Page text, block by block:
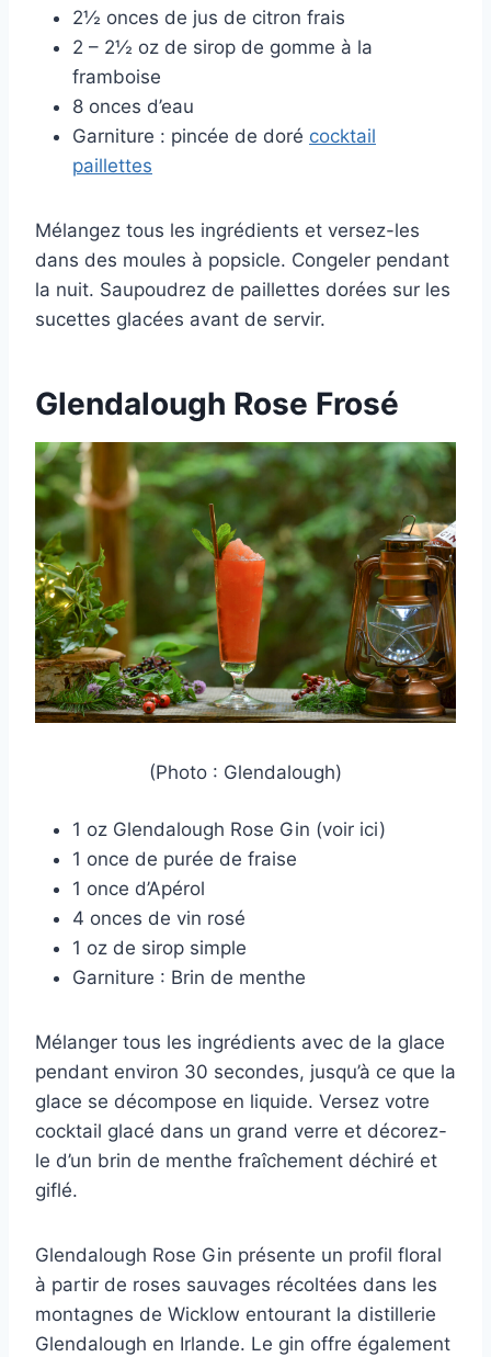
2½ onces de jus de citron frais
2 – 2½ oz de sirop de gomme à la
framboise
8 onces d’eau
Garniture : pincée de doré cocktail
paillettes
Mélangez tous les ingrédients et versez-les
dans des moules à popsicle. Congeler pendant
la nuit. Saupoudrez de paillettes dorées sur les
sucettes glacées avant de servir.
Glendalough Rose Frosé
(Photo : Glendalough)
1 oz Glendalough Rose Gin (voir ici)
1 once de purée de fraise
1 once d’Apérol
4 onces de vin rosé
1 oz de sirop simple
Garniture : Brin de menthe
Mélanger tous les ingrédients avec de la glace
pendant environ 30 secondes, jusqu’à ce que la
glace se décompose en liquide. Versez votre
cocktail glacé dans un grand verre et décorez-
le d’un brin de menthe fraîchement déchiré et
giflé.
Glendalough Rose Gin présente un profil floral
à partir de roses sauvages récoltées dans les
montagnes de Wicklow entourant la distillerie
Glendalough en Irlande. Le gin offre également